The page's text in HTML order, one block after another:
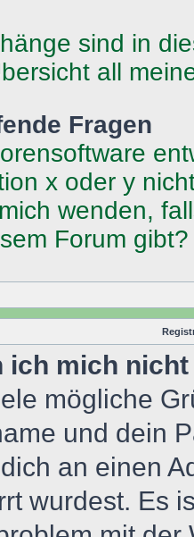
sind in
all
Fragen
x oder y
wenden,
Forum gibt?
ich mich
mögliche
und dein
an einen
wurdest. Es